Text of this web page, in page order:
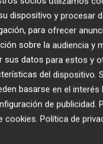
dispositivo y procesar
para ofrecer
sobre la audiencia y
sus datos para estos y
del dispositivo.
basarse en el
de publicidad.
cookies. Política de